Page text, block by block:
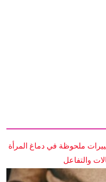
ملحوظة في دماغ المرأة
والتفاعل